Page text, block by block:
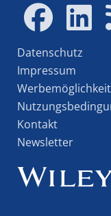
Datenschutz
Impressum
Kontakt
Newsletter